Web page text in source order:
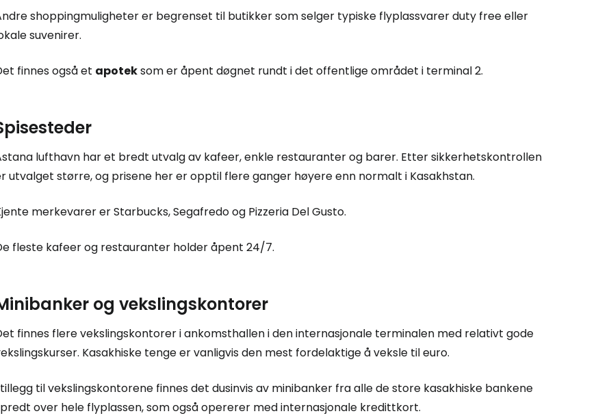
shoppingmuligheter er begrenset til butikker som selger typiske flyplassvarerduty freeeller
suvenirer.
finnes også et apoteksom er åpent døgnet rundt i det offentlige området i terminal 2.
lufthavn har et bredt utvalg av kafeer, enkle restauranter og barer. Etter sikkerhetskontrollen
utvalget større, og prisene her er opptil flere ganger høyere enn normalt i Kasakhstan.
merkevarer er Starbucks, Segafredo og Pizzeria Del Gusto.
fleste kafeer og restauranter holder åpent 24/7.
og vekslingskontorer
finnes flere vekslingskontorer i ankomsthallen i den internasjonale terminalen med relativt gode
Kasakhiske tenge er vanligvis den mest fordelaktige å veksle til euro.
til vekslingskontorene finnes det dusinvis av minibanker fra alle de store kasakhiske bankene
over hele flyplassen, som også opererer med internasjonale kredittkort.
Fortsett med e-post